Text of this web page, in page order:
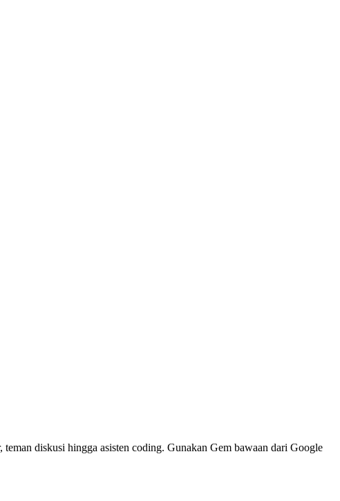
diskusi hingga asisten coding. Gunakan Gem bawaan dari Google